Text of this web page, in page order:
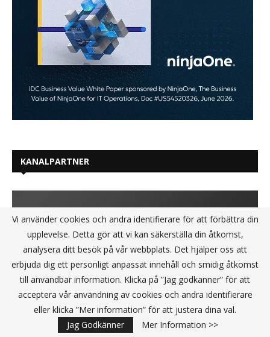
KANALPARTNER
Vi använder cookies och andra identifierare för att förbättra din
upplevelse. Detta gör att vi kan säkerställa din åtkomst,
analysera ditt besök på vår webbplats. Det hjälper oss att
erbjuda dig ett personligt anpassat innehåll och smidig åtkomst
till användbar information. Klicka på ”Jag godkänner” för att
acceptera vår användning av cookies och andra identifierare
eller klicka ”Mer information” för att justera dina val.
Jag Godkänner
Mer Information >>